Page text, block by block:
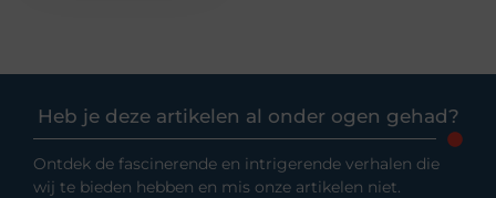
Heb je deze artikelen al onder ogen gehad?
Ontdek de fascinerende en intrigerende verhalen die
wij te bieden hebben en mis onze artikelen niet.